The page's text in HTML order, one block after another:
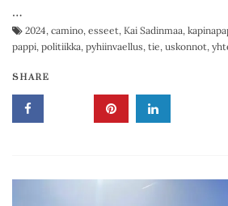
…
2024, camino, esseet, Kai Sadinmaa,
pappi, politiikka, pyhiinvaellus, tie, uskonnot,
SHARE